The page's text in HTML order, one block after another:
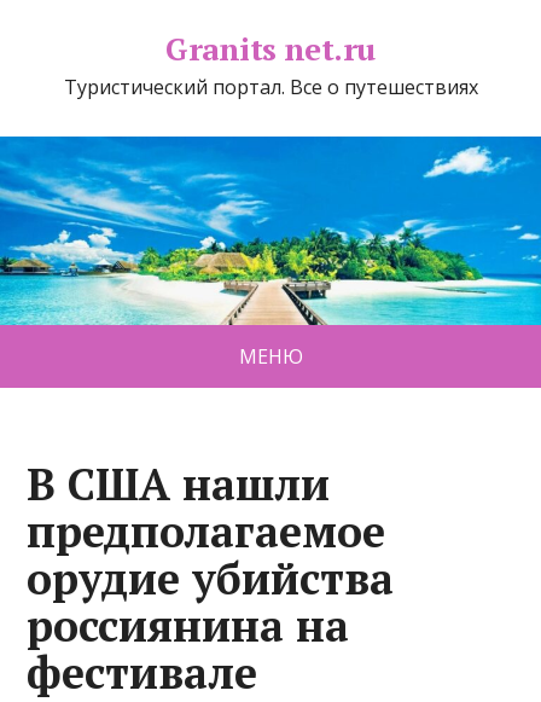
Granits net.ru
Туристический портал. Все о путешествиях
МЕНЮ
В США нашли
предполагаемое
орудие убийства
россиянина на
фестивале